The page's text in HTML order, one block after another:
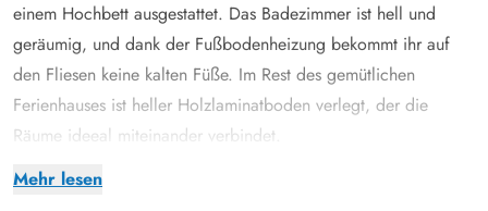
Mehr lesen
einem Hochbett ausgestattet. Das Badezimmer ist hell und
geräumig, und dank der Fußbodenheizung bekommt ihr auf
den Fliesen keine kalten Füße. Im Rest des gemütlichen
Ferienhauses ist heller Holzlaminatboden verlegt, der die
Räume ideeal miteinander verbindet.
Von der komfortablen Sitzecke könnt ihr dem prickelnden